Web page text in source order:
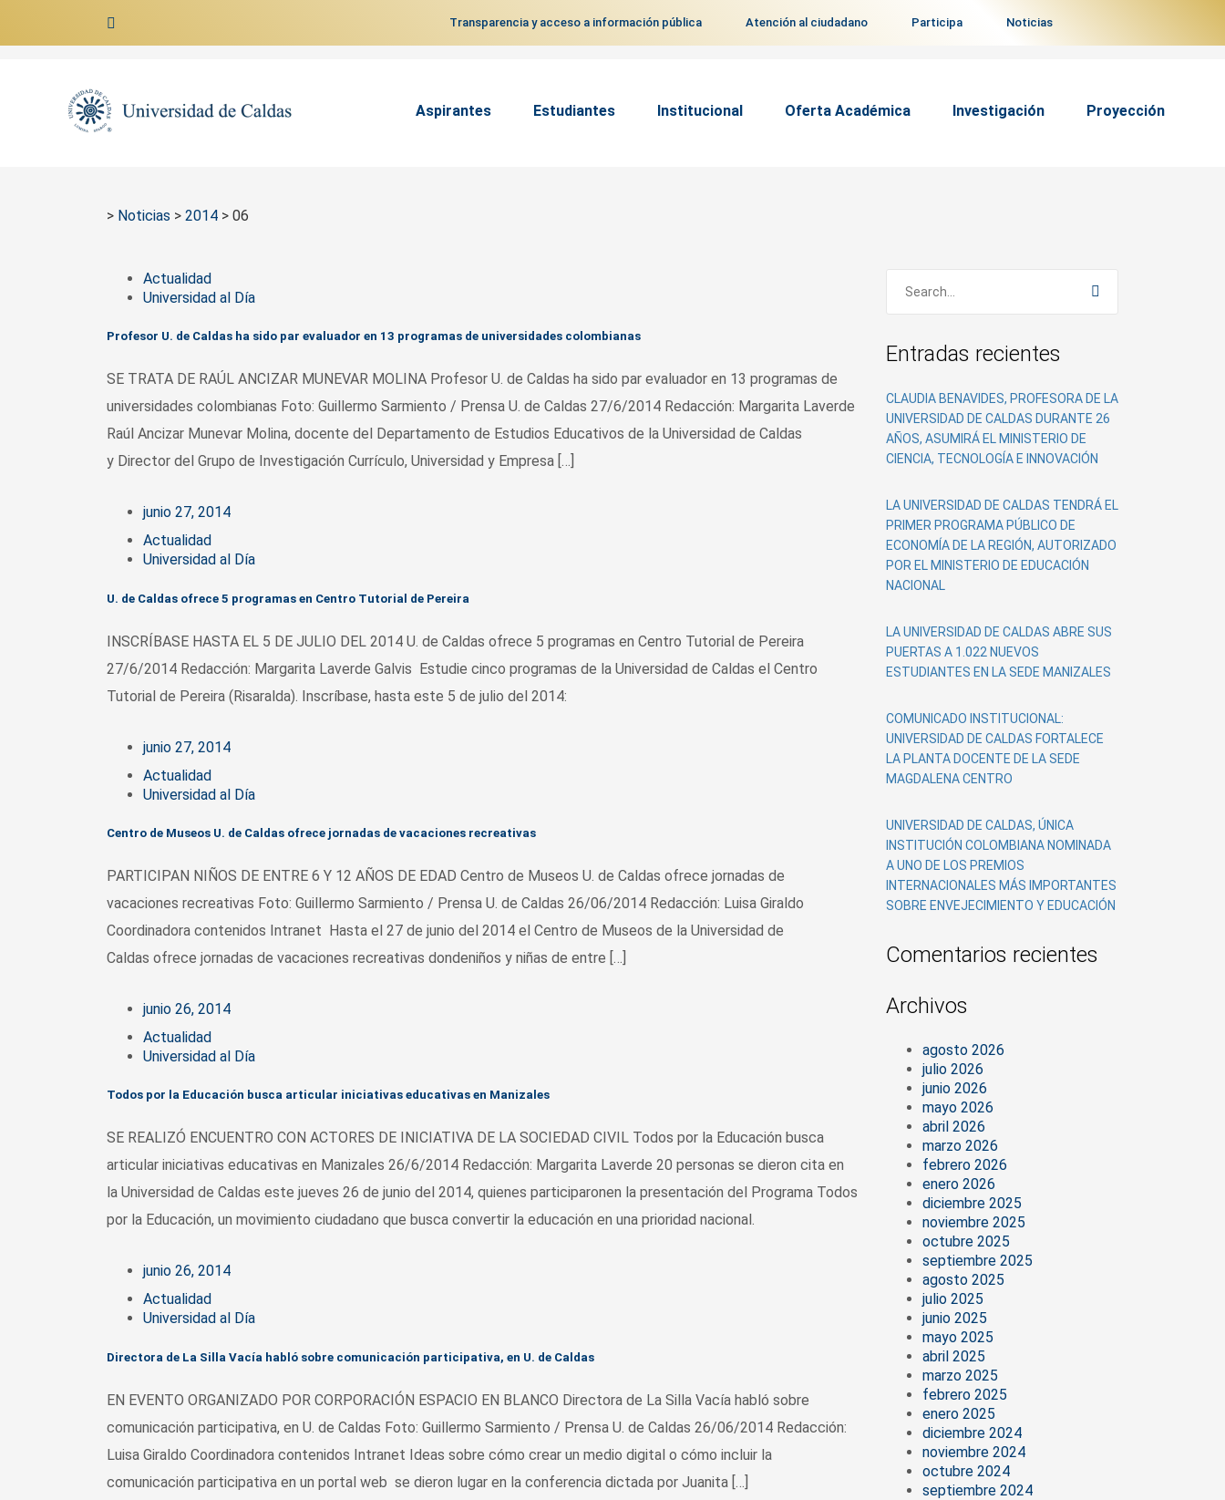
Transparencia y acceso a información pública Atención al ciudadano Participa Noticias
Aspirantes Estudiantes Institucional Oferta Académica Investigación Proyección
> Noticias > 2014 > 06
Actualidad
Universidad al Día
Profesor U. de Caldas ha sido par evaluador en 13 programas de universidades colombianas
SE TRATA DE RAÚL ANCIZAR MUNEVAR MOLINA Profesor U. de Caldas ha sido par evaluador en 13 programas de
universidades colombianas Foto: Guillermo Sarmiento / Prensa U. de Caldas 27/6/2014 Redacción: Margarita Laverde
Raúl Ancizar Munevar Molina, docente del Departamento de Estudios Educativos de la Universidad de Caldas
y Director del Grupo de Investigación Currículo, Universidad y Empresa […]
junio 27, 2014
Actualidad
Universidad al Día
U. de Caldas ofrece 5 programas en Centro Tutorial de Pereira
INSCRÍBASE HASTA EL 5 DE JULIO DEL 2014 U. de Caldas ofrece 5 programas en Centro Tutorial de Pereira
27/6/2014 Redacción: Margarita Laverde Galvis Estudie cinco programas de la Universidad de Caldas el Centro
Tutorial de Pereira (Risaralda). Inscríbase, hasta este 5 de julio del 2014:
junio 27, 2014
Actualidad
Universidad al Día
Centro de Museos U. de Caldas ofrece jornadas de vacaciones recreativas
PARTICIPAN NIÑOS DE ENTRE 6 Y 12 AÑOS DE EDAD Centro de Museos U. de Caldas ofrece jornadas de
vacaciones recreativas Foto: Guillermo Sarmiento / Prensa U. de Caldas 26/06/2014 Redacción: Luisa Giraldo
Coordinadora contenidos Intranet Hasta el 27 de junio del 2014 el Centro de Museos de la Universidad de
Caldas ofrece jornadas de vacaciones recreativas dondeniños y niñas de entre […]
junio 26, 2014
Actualidad
Universidad al Día
Todos por la Educación busca articular iniciativas educativas en Manizales
SE REALIZÓ ENCUENTRO CON ACTORES DE INICIATIVA DE LA SOCIEDAD CIVIL Todos por la Educación busca
articular iniciativas educativas en Manizales 26/6/2014 Redacción: Margarita Laverde 20 personas se dieron cita en
la Universidad de Caldas este jueves 26 de junio del 2014, quienes participaronen la presentación del Programa Todos
por la Educación, un movimiento ciudadano que busca convertir la educación en una prioridad nacional.
junio 26, 2014
Actualidad
Universidad al Día
Directora de La Silla Vacía habló sobre comunicación participativa, en U. de Caldas
EN EVENTO ORGANIZADO POR CORPORACIÓN ESPACIO EN BLANCO Directora de La Silla Vacía habló sobre
comunicación participativa, en U. de Caldas Foto: Guillermo Sarmiento / Prensa U. de Caldas 26/06/2014 Redacción:
Luisa Giraldo Coordinadora contenidos Intranet Ideas sobre cómo crear un medio digital o cómo incluir la
comunicación participativa en un portal web se dieron lugar en la conferencia dictada por Juanita […]
Entradas recientes
CLAUDIA BENAVIDES, PROFESORA DE LA
UNIVERSIDAD DE CALDAS DURANTE 26
AÑOS, ASUMIRÁ EL MINISTERIO DE
CIENCIA, TECNOLOGÍA E INNOVACIÓN
LA UNIVERSIDAD DE CALDAS TENDRÁ EL
PRIMER PROGRAMA PÚBLICO DE
ECONOMÍA DE LA REGIÓN, AUTORIZADO
POR EL MINISTERIO DE EDUCACIÓN
NACIONAL
LA UNIVERSIDAD DE CALDAS ABRE SUS
PUERTAS A 1.022 NUEVOS
ESTUDIANTES EN LA SEDE MANIZALES
COMUNICADO INSTITUCIONAL:
UNIVERSIDAD DE CALDAS FORTALECE
LA PLANTA DOCENTE DE LA SEDE
MAGDALENA CENTRO
UNIVERSIDAD DE CALDAS, ÚNICA
INSTITUCIÓN COLOMBIANA NOMINADA
A UNO DE LOS PREMIOS
INTERNACIONALES MÁS IMPORTANTES
SOBRE ENVEJECIMIENTO Y EDUCACIÓN
Comentarios recientes
Archivos
agosto 2026
julio 2026
junio 2026
mayo 2026
abril 2026
marzo 2026
febrero 2026
enero 2026
diciembre 2025
noviembre 2025
octubre 2025
septiembre 2025
agosto 2025
julio 2025
junio 2025
mayo 2025
abril 2025
marzo 2025
febrero 2025
enero 2025
diciembre 2024
noviembre 2024
octubre 2024
septiembre 2024